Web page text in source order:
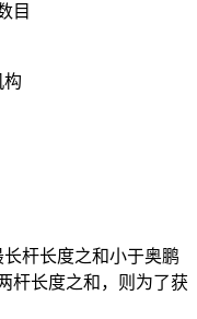
目
构
长杆长度之和小于奥鹏
杆长度之和，则为了获